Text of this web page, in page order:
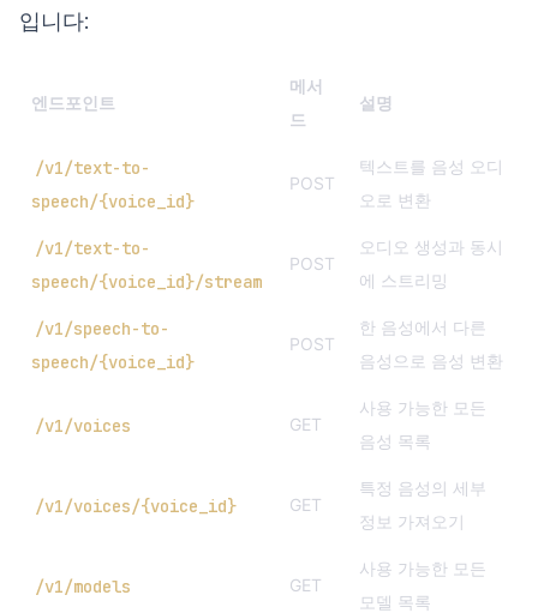
입니다:
엔드포인트
메서
드
설명
/v1/text-to-
speech/{voice_id}
POST
텍스트를 음성 오디
오로 변환
/v1/text-to-
speech/{voice_id}/stream
POST
오디오 생성과 동시
에 스트리밍
/v1/speech-to-
speech/{voice_id}
POST
한 음성에서 다른
음성으로 음성 변환
/v1/voices GET
사용 가능한 모든
음성 목록
/v1/voices/{voice_id} GET
특정 음성의 세부
정보 가져오기
/v1/models GET
사용 가능한 모든
모델 목록